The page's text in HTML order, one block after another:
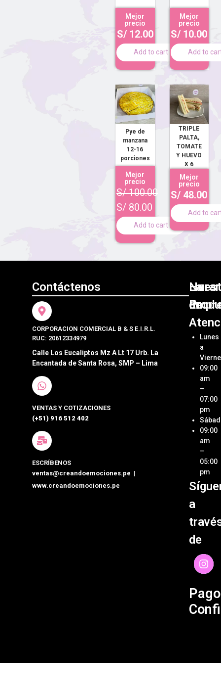
Mejor
precio
S/12.00
Add to cart
Mejor
precio
S/ 10.00
Add to
Pye de
manzana
12-16
porciones
Mejor
precio
S/100.00
S/ 80.00
Add to cart
TRIPLE
PALTA,
TOMATE
Y HUEVO
X 6
Mejor
precio
S/ 48.00
Add to
Contáctenos
CORPORACION COMERCIAL B & S E.I.R.L.
RUC: 20612334979
Calle Los Eucaliptos Mz A Lt 17 Urb. La
Encantada de Santa Rosa, SMP – Lima
VENTAS Y COTIZACIONES
(+51) 916 512 402
ESCRÍBENOS
ventas@creandoemociones.pe |
www.creandoemociones.pe
Box
Lunch
La
Ubica
Tienda
de
de
de
Lunes
a
09:00
am
–
07:00
pm
09:00
am
–
05:00
pm
a
de